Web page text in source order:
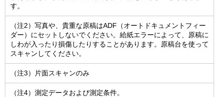
す。
（注2）写真や、貴重な原稿はADF（オートドキュメントフィー
ダー）にセットしないでください。給紙エラーによって、原稿に
しわが入ったり損傷したりすることがあります。原稿台を使って
スキャンしてください。
（注3）片面スキャンのみ
（注4）測定データおよび測定条件。